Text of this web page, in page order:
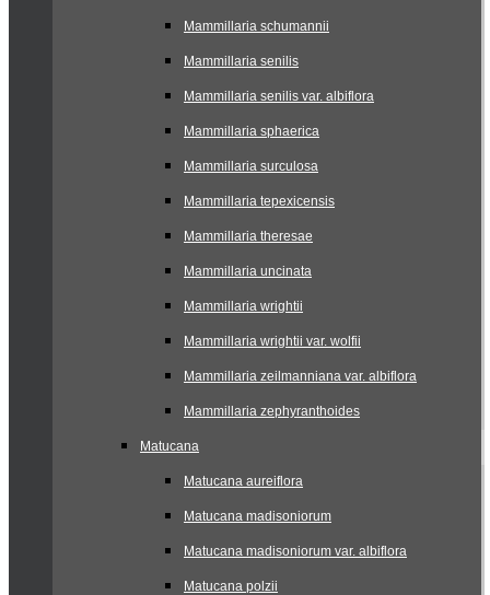
Mammillaria schumannii
Mammillaria senilis
Mammillaria senilis var. albiflora
Mammillaria sphaerica
Mammillaria surculosa
Mammillaria tepexicensis
Mammillaria theresae
Mammillaria uncinata
Mammillaria wrightii
Mammillaria wrightii var. wolfii
Mammillaria zeilmanniana var. albiflora
Mammillaria zephyranthoides
Matucana
Matucana aureiflora
Matucana madisoniorum
Matucana madisoniorum var. albiflora
Matucana polzii